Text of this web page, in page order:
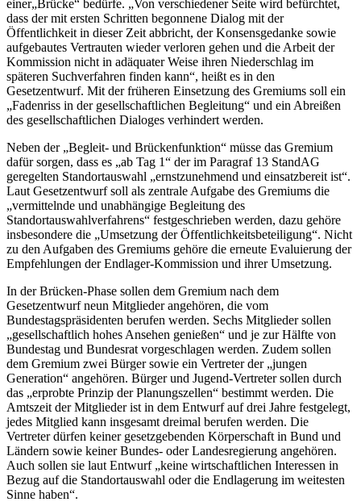
einer„Brücke“ bedürfe. „Von verschiedener Seite wird befürchtet,
dass der mit ersten Schritten begonnene Dialog mit der
Öffentlichkeit in dieser Zeit abbricht, der Konsensgedanke sowie
aufgebautes Vertrauten wieder verloren gehen und die Arbeit der
Kommission nicht in adäquater Weise ihren Niederschlag im
späteren Suchverfahren finden kann“, heißt es in den
Gesetzentwurf. Mit der früheren Einsetzung des Gremiums soll ein
„Fadenriss in der gesellschaftlichen Begleitung“ und ein Abreißen
des gesellschaftlichen Dialoges verhindert werden.
Neben der „Begleit- und Brückenfunktion“ müsse das Gremium
dafür sorgen, dass es „ab Tag 1“ der im Paragraf 13 StandAG
geregelten Standortauswahl „ernstzunehmend und einsatzbereit ist“.
Laut Gesetzentwurf soll als zentrale Aufgabe des Gremiums die
„vermittelnde und unabhängige Begleitung des
Standortauswahlverfahrens“ festgeschrieben werden, dazu gehöre
insbesondere die „Umsetzung der Öffentlichkeitsbeteiligung“. Nicht
zu den Aufgaben des Gremiums gehöre die erneute Evaluierung der
Empfehlungen der Endlager-Kommission und ihrer Umsetzung.
In der Brücken-Phase sollen dem Gremium nach dem
Gesetzentwurf neun Mitglieder angehören, die vom
Bundestagspräsidenten berufen werden. Sechs Mitglieder sollen
„gesellschaftlich hohes Ansehen genießen“ und je zur Hälfte von
Bundestag und Bundesrat vorgeschlagen werden. Zudem sollen
dem Gremium zwei Bürger sowie ein Vertreter der „jungen
Generation“ angehören. Bürger und Jugend-Vertreter sollen durch
das „erprobte Prinzip der Planungszellen“ bestimmt werden. Die
Amtszeit der Mitglieder ist in dem Entwurf auf drei Jahre festgelegt,
jedes Mitglied kann insgesamt dreimal berufen werden. Die
Vertreter dürfen keiner gesetzgebenden Körperschaft in Bund und
Ländern sowie keiner Bundes- oder Landesregierung angehören.
Auch sollen sie laut Entwurf „keine wirtschaftlichen Interessen in
Bezug auf die Standortauswahl oder die Endlagerung im weitesten
Sinne haben“.